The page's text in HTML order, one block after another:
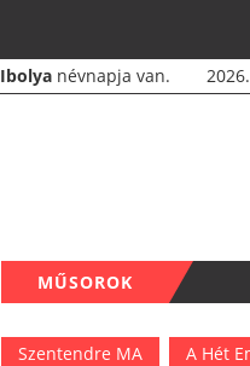
Ibolya névnapja van.
MŰSOROK
Szentendre MA A Hét